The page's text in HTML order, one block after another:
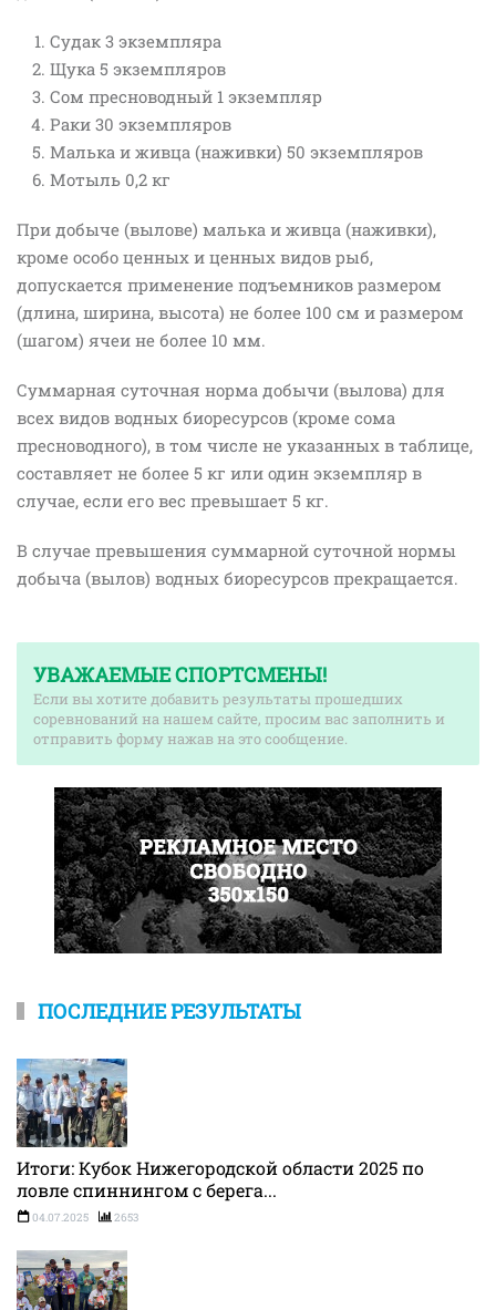
Судак 3 экземпляра
Щука 5 экземпляров
Сом пресноводный 1 экземпляр
Раки 30 экземпляров
Малька и живца (наживки) 50 экземпляров
Мотыль 0,2 кг
При добыче (вылове) малька и живца (наживки),
кроме особо ценных и ценных видов рыб,
допускается применение подъемников размером
(длина, ширина, высота) не более 100 см и размером
(шагом) ячеи не более 10 мм.
Суммарная суточная норма добычи (вылова) для
всех видов водных биоресурсов (кроме сома
пресноводного), в том числе не указанных в таблице,
составляет не более 5 кг или один экземпляр в
случае, если его вес превышает 5 кг.
В случае превышения суммарной суточной нормы
добыча (вылов) водных биоресурсов прекращается.
УВАЖАЕМЫЕ СПОРТСМЕНЫ!
Если вы хотите добавить результаты прошедших
соревнований на нашем сайте, просим вас заполнить и
отправить форму нажав на это сообщение.
ПОСЛЕДНИЕ РЕЗУЛЬТАТЫ
Итоги: Кубок Нижегородской области 2025 по
ловле спиннингом с берега...
04.07.2025 2653